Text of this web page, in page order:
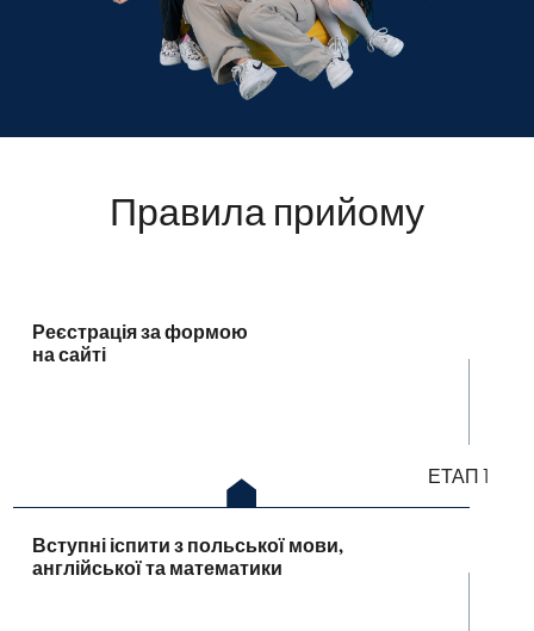
Правила прийому
Реєстрація за формою
на сайті
ЕТАП 1
Вступні іспити з польської мови,
англійської та математики